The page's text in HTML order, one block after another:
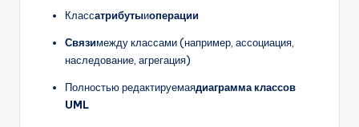
Классатрибутыиоперации
Связимежду классами (например, ассоциация,
наследование, агрегация)
Полностью редактируемаядиаграмма классов
UML